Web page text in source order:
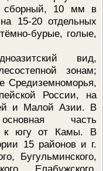
сборный, 10 мм в
15-20 отдельных
бурые, голые,
вид,
зонам;
Средиземноморья,
России, на
и Малой Азии. В
часть
к югу от Камы. В
15 районов и г.
Бугульминского,
Елабужского,